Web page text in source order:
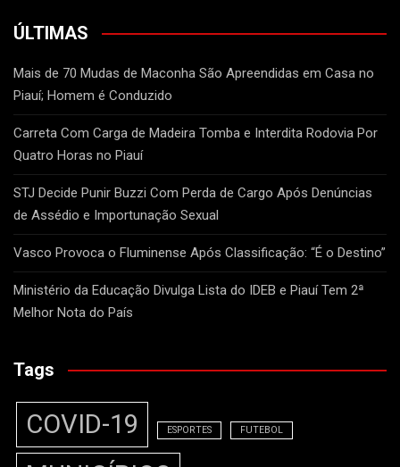
ÚLTIMAS
Mais de 70 Mudas de Maconha São Apreendidas em Casa no
Piauí; Homem é Conduzido
Carreta Com Carga de Madeira Tomba e Interdita Rodovia Por
Quatro Horas no Piauí
STJ Decide Punir Buzzi Com Perda de Cargo Após Denúncias
de Assédio e Importunação Sexual
Vasco Provoca o Fluminense Após Classificação: “É o Destino”
Ministério da Educação Divulga Lista do IDEB e Piauí Tem 2ª
Melhor Nota do País
Tags
COVID-19 ESPORTES FUTEBOL